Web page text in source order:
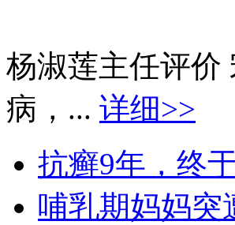
杨淑莲主任评价
病，... 详细>>
抗癣9年，终
哺乳期妈妈突